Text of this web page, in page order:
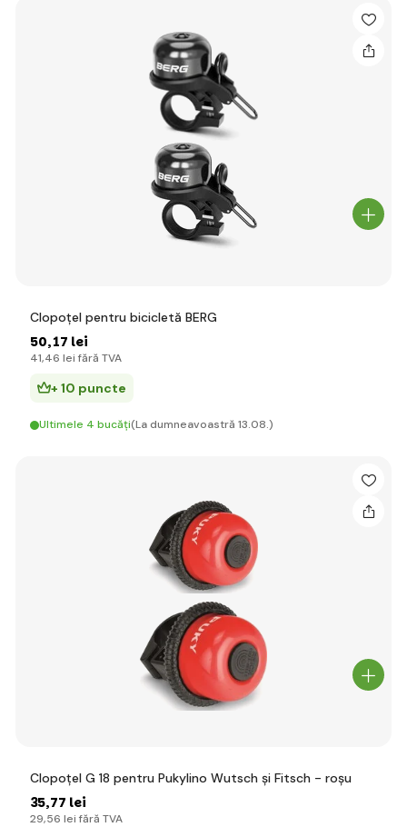
Clopoțel pentru bicicletă BERG
50,17 lei
41,46 lei fără TVA
+ 10 puncte
Ultimele 4 bucăți(La dumneavoastră 13.08.)
Clopoțel G 18 pentru Pukylino Wutsch și Fitsch - roșu
35,77 lei
29,56 lei fără TVA